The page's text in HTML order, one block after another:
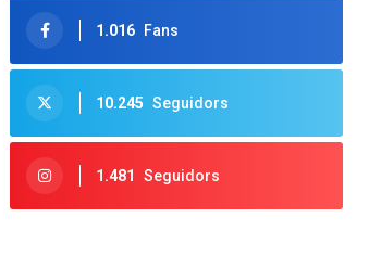
1.016 Fans
10.245 Seguidors
1.481 Seguidors